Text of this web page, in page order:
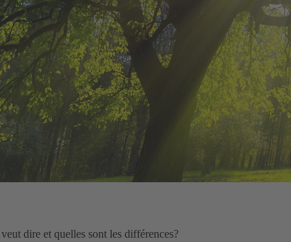
dire et quelles sont les différences?